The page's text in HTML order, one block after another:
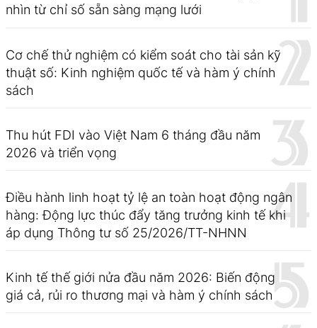
nhìn từ chỉ số sẵn sàng mạng lưới
Cơ chế thử nghiệm có kiểm soát cho tài sản kỹ
thuật số: Kinh nghiệm quốc tế và hàm ý chính
sách
Thu hút FDI vào Việt Nam 6 tháng đầu năm
2026 và triển vọng
Điều hành linh hoạt tỷ lệ an toàn hoạt động ngân
hàng: Động lực thúc đẩy tăng trưởng kinh tế khi
áp dụng Thông tư số 25/2026/TT-NHNN
Kinh tế thế giới nửa đầu năm 2026: Biến động
giá cả, rủi ro thương mại và hàm ý chính sách